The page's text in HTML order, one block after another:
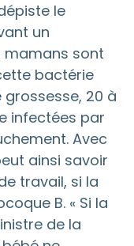
le
un
mamans sont
bactérie
20 à
infectées par
Avec
ainsi savoir
travail, si la
B. « Si la
de la